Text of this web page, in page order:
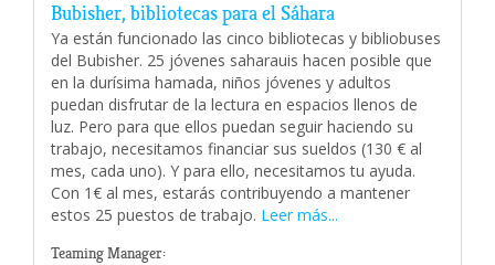
Bubisher, bibliotecas para el Sáhara
Ya están funcionado las cinco bibliotecas y bibliobuses
del Bubisher. 25 jóvenes saharauis hacen posible que
en la durísima hamada, niños jóvenes y adultos
puedan disfrutar de la lectura en espacios llenos de
luz. Pero para que ellos puedan seguir haciendo su
trabajo, necesitamos financiar sus sueldos (130 € al
mes, cada uno). Y para ello, necesitamos tu ayuda.
Con 1€ al mes, estarás contribuyendo a mantener
estos 25 puestos de trabajo. Leer más...
Teaming Manager: